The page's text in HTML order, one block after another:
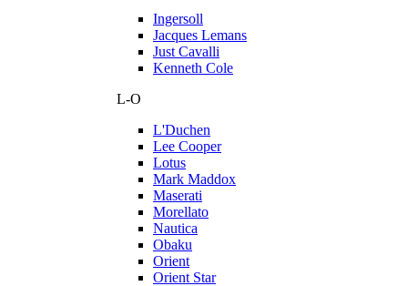
Ingersoll
Jacques Lemans
Just Cavalli
Kenneth Cole
L-O
L'Duchen
Lee Cooper
Lotus
Mark Maddox
Maserati
Morellato
Nautica
Obaku
Orient
Orient Star